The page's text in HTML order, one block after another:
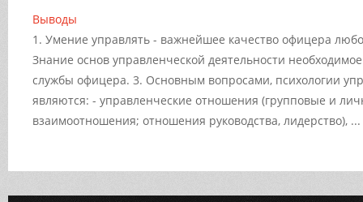
Выводы
1. Умение управлять - важнейшее качество офицера
Знание основ управленческой деятельности
службы офицера. 3. Основным вопросами, психологии
являются: - управленческие отношения (групповые и
взаимоотношения; отношения руководства, лидерство), ...